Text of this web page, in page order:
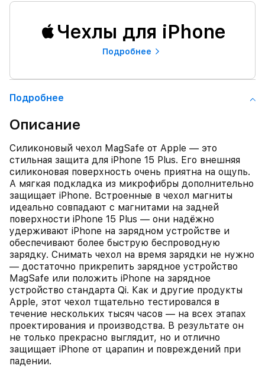
Чехлы для iPhone
Подробнее
Подробнее
Описание
Силиконовый чехол MagSafe от Apple — это
стильная защита для iPhone 15 Plus. Его внешняя
силиконовая поверхность очень приятна на ощупь.
А мягкая подкладка из микрофибры дополнительно
защищает iPhone. Встроенные в чехол магниты
идеально совпадают с магнитами на задней
поверхности iPhone 15 Plus — они надёжно
удерживают iPhone на зарядном устройстве и
обеспечивают более быструю беспроводную
зарядку. Снимать чехол на время зарядки не нужно
— достаточно прикрепить зарядное устройство
MagSafe или положить iPhone на зарядное
устройство стандарта Qi. Как и другие продукты
Apple, этот чехол тщательно тестировался в
течение нескольких тысяч часов — на всех этапах
проектирования и производства. В результате он
не только прекрасно выглядит, но и отлично
защищает iPhone от царапин и повреждений при
падении.